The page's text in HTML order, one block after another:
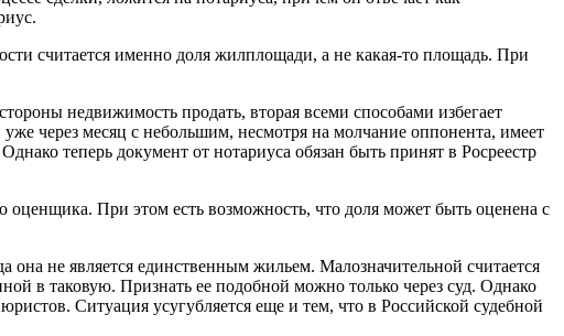
считается именно доля жилплощади, а не какая-то площадь. При
недвижимость продать, вторая всеми способами избегает
через месяц с небольшим, несмотря на молчание оппонента, имеет
теперь документ от нотариуса обязан быть принят в Росреестр
При этом есть возможность, что доля может быть оценена с
она не является единственным жильем. Малозначительной считается
в таковую. Признать ее подобной можно только через суд. Однако
Ситуация усугубляется еще и тем, что в Российской судебной